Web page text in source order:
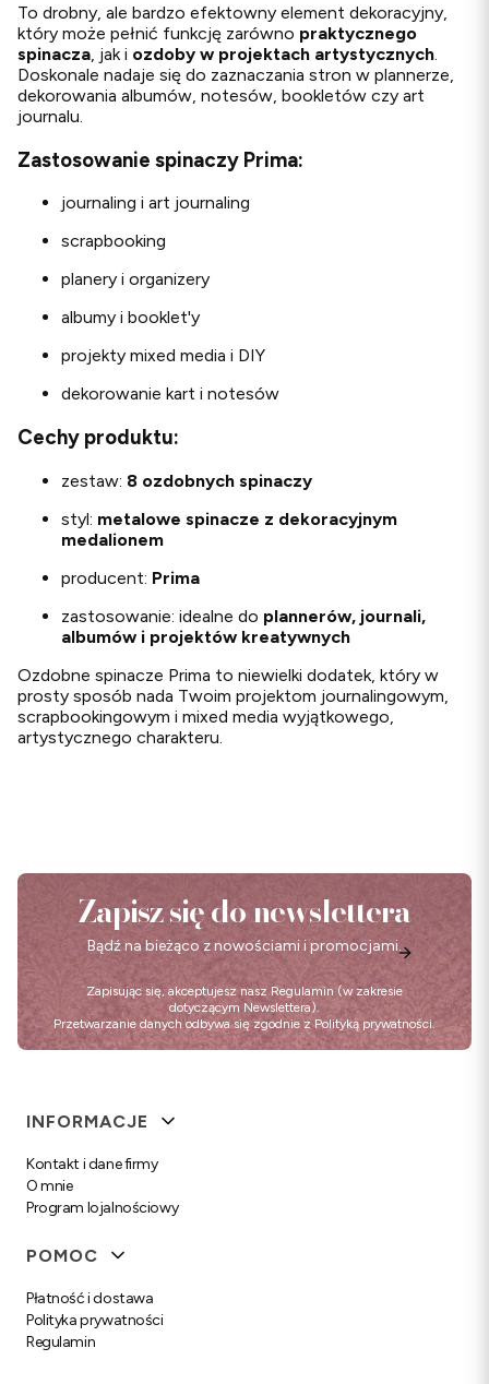
To drobny, ale bardzo efektowny element dekoracyjny,
który może pełnić funkcję zarówno praktycznego
spinacza, jak i ozdoby w projektach artystycznych.
Doskonale nadaje się do zaznaczania stron w plannerze,
dekorowania albumów, notesów, bookletów czy art
journalu.
Zastosowanie spinaczy Prima:
journaling i art journaling
scrapbooking
planery i organizery
albumy i booklet'y
projekty mixed media i DIY
dekorowanie kart i notesów
Cechy produktu:
zestaw: 8 ozdobnych spinaczy
styl: metalowe spinacze z dekoracyjnym
medalionem
producent: Prima
zastosowanie: idealne do plannerów, journali,
albumów i projektów kreatywnych
Ozdobne spinacze Prima to niewielki dodatek, który w
prosty sposób nada Twoim projektom journalingowym,
scrapbookingowym i mixed media wyjątkowego,
artystycznego charakteru.
Zapisz się do newslettera
Bądź na bieżąco z nowościami i promocjami.
Zapisując się, akceptujesz nasz Regulamin (w zakresie
dotyczącym Newslettera).
Przetwarzanie danych odbywa się zgodnie z Polityką prywatności.
Linki w stopce
INFORMACJE
Kontakt i dane firmy
O mnie
Program lojalnościowy
POMOC
Płatność i dostawa
Polityka prywatności
Regulamin